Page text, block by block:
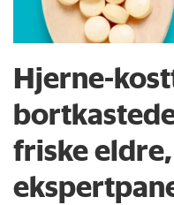
Hjerne-
friske